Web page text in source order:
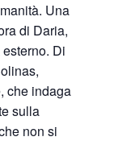
Una
di Daria,
Di
che indaga
sulla
non si